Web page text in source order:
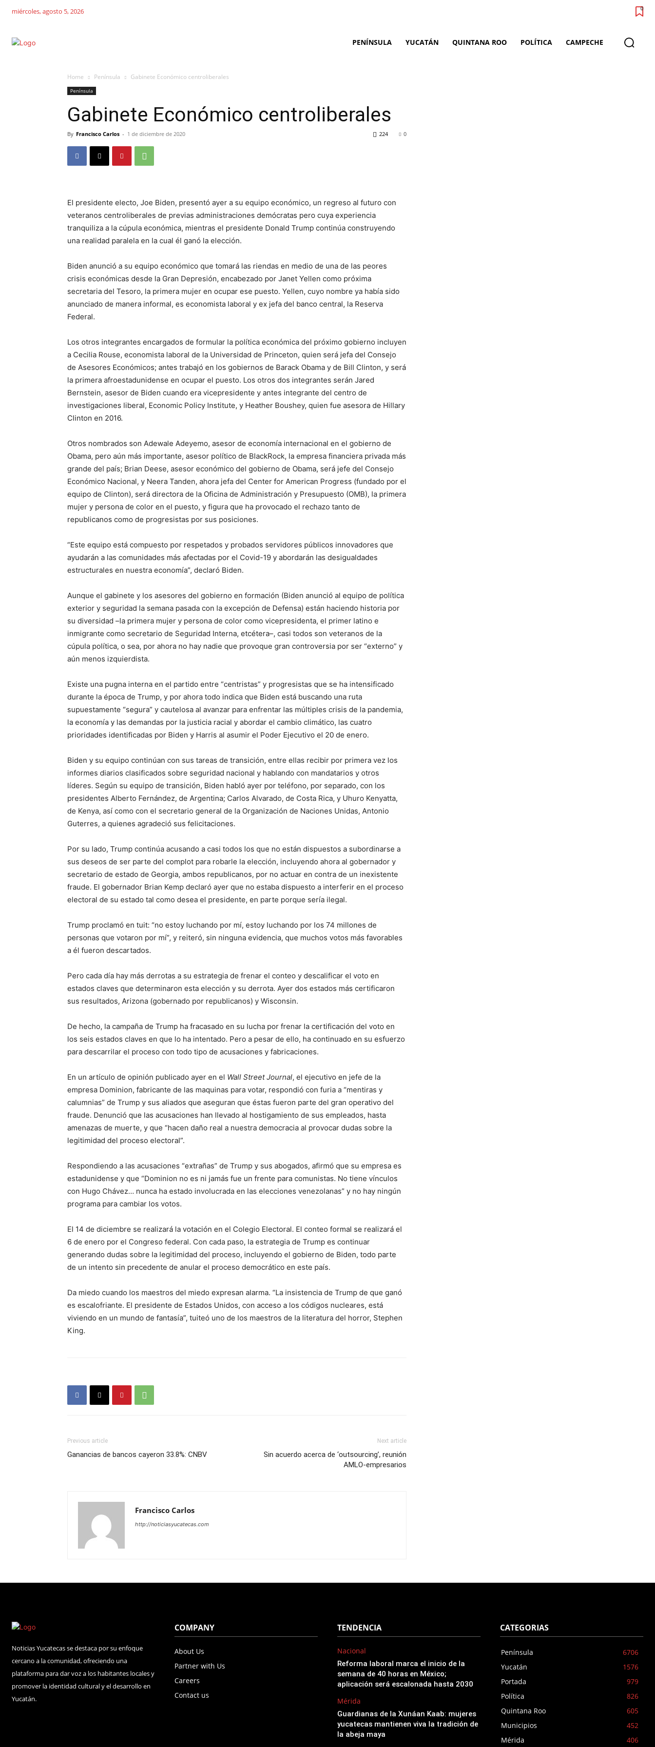
miércoles, agosto 5, 2026 0
PENÍNSULA YUCATÁN QUINTANA ROO POLÍTICA CAMPECHE
Home Península Gabinete Económico centroliberales
Península
Gabinete Económico centroliberales
By Francisco Carlos - 1 de diciembre de 2020 0
224
El presidente electo, Joe Biden, presentó ayer a su equipo económico, un regreso al futuro con
veteranos centroliberales de previas administraciones demócratas pero cuya experiencia
tranquiliza a la cúpula económica, mientras el presidente Donald Trump continúa construyendo
una realidad paralela en la cual él ganó la elección.
Biden anunció a su equipo económico que tomará las riendas en medio de una de las peores
crisis económicas desde la Gran Depresión, encabezado por Janet Yellen como próxima
secretaria del Tesoro, la primera mujer en ocupar ese puesto. Yellen, cuyo nombre ya había sido
anunciado de manera informal, es economista laboral y ex jefa del banco central, la Reserva
Federal.
Los otros integrantes encargados de formular la política económica del próximo gobierno incluyen
a Cecilia Rouse, economista laboral de la Universidad de Princeton, quien será jefa del Consejo
de Asesores Económicos; antes trabajó en los gobiernos de Barack Obama y de Bill Clinton, y será
la primera afroestadunidense en ocupar el puesto. Los otros dos integrantes serán Jared
Bernstein, asesor de Biden cuando era vicepresidente y antes integrante del centro de
investigaciones liberal, Economic Policy Institute, y Heather Boushey, quien fue asesora de Hillary
Clinton en 2016.
Otros nombrados son Adewale Adeyemo, asesor de economía internacional en el gobierno de
Obama, pero aún más importante, asesor político de BlackRock, la empresa financiera privada más
grande del país; Brian Deese, asesor económico del gobierno de Obama, será jefe del Consejo
Económico Nacional, y Neera Tanden, ahora jefa del Center for American Progress (fundado por el
equipo de Clinton), será directora de la Oficina de Administración y Presupuesto (OMB), la primera
mujer y persona de color en el puesto, y figura que ha provocado el rechazo tanto de
republicanos como de progresistas por sus posiciones.
“Este equipo está compuesto por respetados y probados servidores públicos innovadores que
ayudarán a las comunidades más afectadas por el Covid-19 y abordarán las desigualdades
estructurales en nuestra economía”, declaró Biden.
Aunque el gabinete y los asesores del gobierno en formación (Biden anunció al equipo de política
exterior y seguridad la semana pasada con la excepción de Defensa) están haciendo historia por
su diversidad –la primera mujer y persona de color como vicepresidenta, el primer latino e
inmigrante como secretario de Seguridad Interna, etcétera–, casi todos son veteranos de la
cúpula política, o sea, por ahora no hay nadie que provoque gran controversia por ser “externo” y
aún menos izquierdista.
Existe una pugna interna en el partido entre “centristas” y progresistas que se ha intensificado
durante la época de Trump, y por ahora todo indica que Biden está buscando una ruta
supuestamente “segura” y cautelosa al avanzar para enfrentar las múltiples crisis de la pandemia,
la economía y las demandas por la justicia racial y abordar el cambio climático, las cuatro
prioridades identificadas por Biden y Harris al asumir el Poder Ejecutivo el 20 de enero.
Biden y su equipo continúan con sus tareas de transición, entre ellas recibir por primera vez los
informes diarios clasificados sobre seguridad nacional y hablando con mandatarios y otros
líderes. Según su equipo de transición, Biden habló ayer por teléfono, por separado, con los
presidentes Alberto Fernández, de Argentina; Carlos Alvarado, de Costa Rica, y Uhuro Kenyatta,
de Kenya, así como con el secretario general de la Organización de Naciones Unidas, Antonio
Guterres, a quienes agradeció sus felicitaciones.
Por su lado, Trump continúa acusando a casi todos los que no están dispuestos a subordinarse a
sus deseos de ser parte del complot para robarle la elección, incluyendo ahora al gobernador y
secretario de estado de Georgia, ambos republicanos, por no actuar en contra de un inexistente
fraude. El gobernador Brian Kemp declaró ayer que no estaba dispuesto a interferir en el proceso
electoral de su estado tal como desea el presidente, en parte porque sería ilegal.
Trump proclamó en tuit: “no estoy luchando por mí, estoy luchando por los 74 millones de
personas que votaron por mí”, y reiteró, sin ninguna evidencia, que muchos votos más favorables
a él fueron descartados.
Pero cada día hay más derrotas a su estrategia de frenar el conteo y descalificar el voto en
estados claves que determinaron esta elección y su derrota. Ayer dos estados más certificaron
sus resultados, Arizona (gobernado por republicanos) y Wisconsin.
De hecho, la campaña de Trump ha fracasado en su lucha por frenar la certificación del voto en
los seis estados claves en que lo ha intentado. Pero a pesar de ello, ha continuado en su esfuerzo
para descarrilar el proceso con todo tipo de acusaciones y fabricaciones.
En un artículo de opinión publicado ayer en el Wall Street Journal, el ejecutivo en jefe de la
empresa Dominion, fabricante de las maquinas para votar, respondió con furia a “mentiras y
calumnias” de Trump y sus aliados que aseguran que éstas fueron parte del gran operativo del
fraude. Denunció que las acusaciones han llevado al hostigamiento de sus empleados, hasta
amenazas de muerte, y que “hacen daño real a nuestra democracia al provocar dudas sobre la
legitimidad del proceso electoral”.
Respondiendo a las acusaciones “extrañas” de Trump y sus abogados, afirmó que su empresa es
estadunidense y que “Dominion no es ni jamás fue un frente para comunistas. No tiene vínculos
con Hugo Chávez… nunca ha estado involucrada en las elecciones venezolanas” y no hay ningún
programa para cambiar los votos.
El 14 de diciembre se realizará la votación en el Colegio Electoral. El conteo formal se realizará el
6 de enero por el Congreso federal. Con cada paso, la estrategia de Trump es continuar
generando dudas sobre la legitimidad del proceso, incluyendo el gobierno de Biden, todo parte
de un intento sin precedente de anular el proceso democrático en este país.
Da miedo cuando los maestros del miedo expresan alarma. “La insistencia de Trump de que ganó
es escalofriante. El presidente de Estados Unidos, con acceso a los códigos nucleares, está
viviendo en un mundo de fantasía”, tuiteó uno de los maestros de la literatura del horror, Stephen
King.
Previous article
Ganancias de bancos cayeron 33.8%: CNBV
Next article
Sin acuerdo acerca de ‘outsourcing’, reunión
AMLO-empresarios
Francisco Carlos
http://noticiasyucatecas.com
Noticias Yucatecas se destaca por su enfoque
cercano a la comunidad, ofreciendo una
plataforma para dar voz a los habitantes locales y
promover la identidad cultural y el desarrollo en
Yucatán.
COMPANY
About Us
Partner with Us
Careers
Contact us
TENDENCIA
Nacional
Reforma laboral marca el inicio de la
semana de 40 horas en México;
aplicación será escalonada hasta 2030
Mérida
Guardianas de la Xunáan Kaab: mujeres
yucatecas mantienen viva la tradición de
la abeja maya
CATEGORIAS
Península
6706
Yucatán
1576
Portada
979
Política
826
Quintana Roo
605
Municipios
452
Mérida
406